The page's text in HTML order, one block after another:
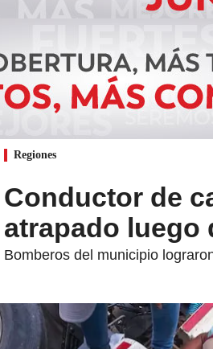
Regiones
Conductor de
atrapado luego
Bomberos del municipio